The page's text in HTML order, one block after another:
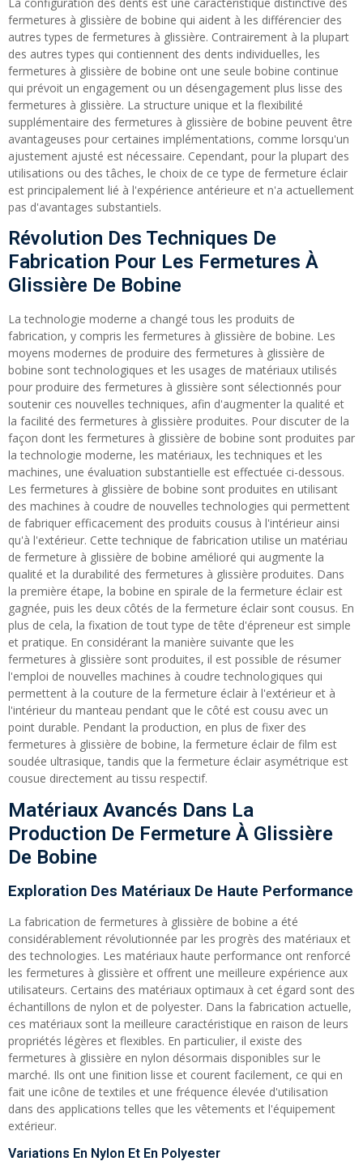
fermetures à glissière de bobine qui aident à les différencier des
autres types de fermetures à glissière. Contrairement à la plupart
des autres types qui contiennent des dents individuelles, les
fermetures à glissière de bobine ont une seule bobine continue
qui prévoit un engagement ou un désengagement plus lisse des
fermetures à glissière. La structure unique et la flexibilité
supplémentaire des fermetures à glissière de bobine peuvent être
avantageuses pour certaines implémentations, comme lorsqu'un
ajustement ajusté est nécessaire. Cependant, pour la plupart des
utilisations ou des tâches, le choix de ce type de fermeture éclair
est principalement lié à l'expérience antérieure et n'a actuellement
pas d'avantages substantiels.
Révolution Des Techniques De
Fabrication Pour Les Fermetures À
Glissière De Bobine
La technologie moderne a changé tous les produits de
fabrication, y compris les fermetures à glissière de bobine. Les
moyens modernes de produire des fermetures à glissière de
bobine sont technologiques et les usages de matériaux utilisés
pour produire des fermetures à glissière sont sélectionnés pour
soutenir ces nouvelles techniques, afin d'augmenter la qualité et
la facilité des fermetures à glissière produites. Pour discuter de la
façon dont les fermetures à glissière de bobine sont produites par
la technologie moderne, les matériaux, les techniques et les
machines, une évaluation substantielle est effectuée ci-dessous.
Les fermetures à glissière de bobine sont produites en utilisant
des machines à coudre de nouvelles technologies qui permettent
de fabriquer efficacement des produits cousus à l'intérieur ainsi
qu'à l'extérieur. Cette technique de fabrication utilise un matériau
de fermeture à glissière de bobine amélioré qui augmente la
qualité et la durabilité des fermetures à glissière produites. Dans
la première étape, la bobine en spirale de la fermeture éclair est
gagnée, puis les deux côtés de la fermeture éclair sont cousus. En
plus de cela, la fixation de tout type de tête d'épreneur est simple
et pratique. En considérant la manière suivante que les
fermetures à glissière sont produites, il est possible de résumer
l'emploi de nouvelles machines à coudre technologiques qui
permettent à la couture de la fermeture éclair à l'extérieur et à
l'intérieur du manteau pendant que le côté est cousu avec un
point durable. Pendant la production, en plus de fixer des
fermetures à glissière de bobine, la fermeture éclair de film est
soudée ultrasique, tandis que la fermeture éclair asymétrique est
cousue directement au tissu respectif.
Matériaux Avancés Dans La
Production De Fermeture À Glissière
De Bobine
Exploration Des Matériaux De Haute Performance
La fabrication de fermetures à glissière de bobine a été
considérablement révolutionnée par les progrès des matériaux et
des technologies. Les matériaux haute performance ont renforcé
les fermetures à glissière et offrent une meilleure expérience aux
utilisateurs. Certains des matériaux optimaux à cet égard sont des
échantillons de nylon et de polyester. Dans la fabrication actuelle,
ces matériaux sont la meilleure caractéristique en raison de leurs
propriétés légères et flexibles. En particulier, il existe des
fermetures à glissière en nylon désormais disponibles sur le
marché. Ils ont une finition lisse et courent facilement, ce qui en
fait une icône de textiles et une fréquence élevée d'utilisation
dans des applications telles que les vêtements et l'équipement
extérieur.
Variations En Nylon Et En Polyester